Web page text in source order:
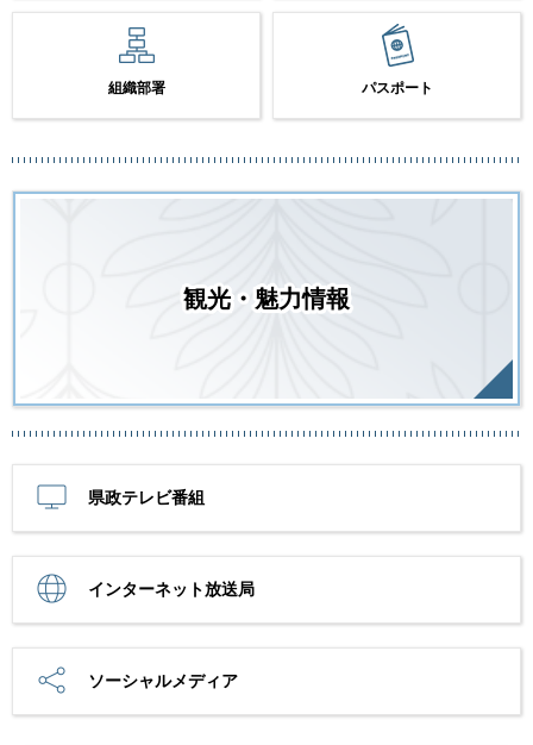
組織部署 パスポート
観光・魅力情報
県政テレビ番組
インターネット放送局
ソーシャルメディア